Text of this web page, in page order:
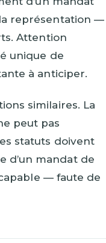
représentation —
Attention
unique de
à anticiper.
similaires. La
peut pas
statuts doivent
d’un mandat de
— faute de